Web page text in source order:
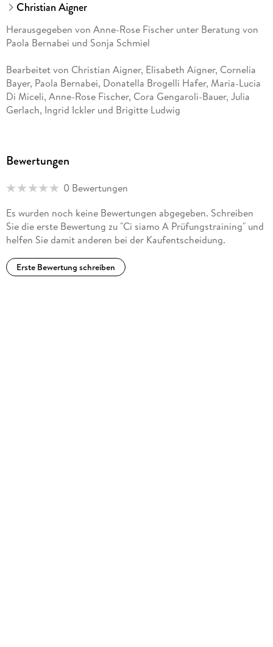
Christian Aigner
Herausgegeben von Anne-Rose Fischer unter Beratung von
Paola Bernabei und Sonja Schmiel
Bearbeitet von Christian Aigner, Elisabeth Aigner, Cornelia
Bayer, Paola Bernabei, Donatella Brogelli Hafer, Maria-Lucia
Di Miceli, Anne-Rose Fischer, Cora Gengaroli-Bauer, Julia
Gerlach, Ingrid Ickler und Brigitte Ludwig
Bewertungen
0 Bewertungen
Es wurden noch keine Bewertungen abgegeben. Schreiben
Sie die erste Bewertung zu "Ci siamo A Prüfungstraining" und
helfen Sie damit anderen bei der Kaufentscheidung.
Erste Bewertung schreiben